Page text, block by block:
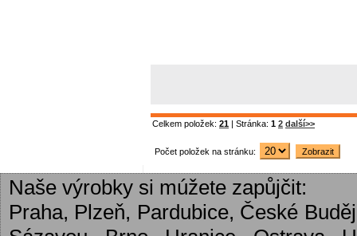
Celkem položek: 21 | Stránka: 1 2 další>>
Počet položek na stránku:
Naše výrobky si múžete zapůjčit:
Praha, Plzeň, Pardubice, České